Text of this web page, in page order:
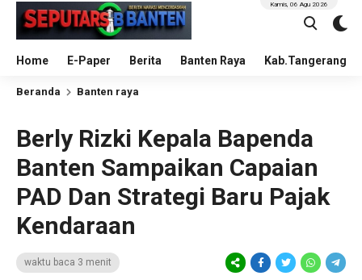
Home E-Paper Berita Banten Raya Kab.Tangerang
Kamis, 06 Agu 2026
Beranda Banten raya
Berly Rizki Kepala Bapenda
Banten Sampaikan Capaian
PAD Dan Strategi Baru Pajak
Kendaraan
waktu baca 3 menit